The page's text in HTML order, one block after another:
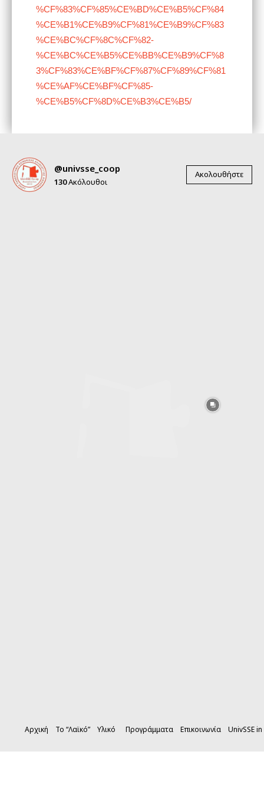
%CF%83%CF%85%CE%BD%CE%B5%CF%84
%CE%B1%CE%B9%CF%81%CE%B9%CF%83
%CE%BC%CF%8C%CF%82-
%CE%BC%CE%B5%CE%BB%CE%B9%CF%8
3%CF%83%CE%BF%CF%87%CF%89%CF%81
%CE%AF%CE%BF%CF%85-
%CE%B5%CF%8D%CE%B3%CE%B5/
@univsse_coop
130Ακόλουθοι
Ακολουθήστε
Αρχική Το “Λαϊκό” Υλικό Προγράμματα Επικοινωνία UnivSSE